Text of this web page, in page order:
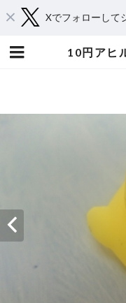
Xでフォローして